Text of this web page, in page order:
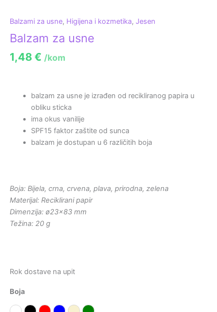
Balzami za usne, Higijena i kozmetika, Jesen
Balzam za usne
1,48€ /kom
balzam za usne je izrađen od recikliranog papira u
obliku sticka
ima okus vanilije
SPF15 faktor zaštite od sunca
balzam je dostupan u 6 različitih boja
Boja: Bijela, crna, crvena, plava, prirodna, zelena
Materijal: Reciklirani papir
Dimenzija: ø23×83 mm
Težina: 20 g
Rok dostave na upit
Boja